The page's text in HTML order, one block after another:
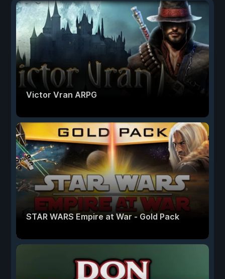
Victor Vran ARPG
STAR WARS Empire at War - Gold Pack